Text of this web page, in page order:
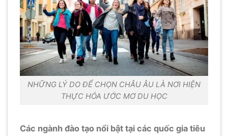
NHỮNG LÝ DO ĐỂ CHỌN CHÂU ÂU LÀ NƠI HIỆN
THỰC HÓA ƯỚC MƠ DU HỌC
Các ngành đào tạo nổi bật tại các quốc gia tiêu